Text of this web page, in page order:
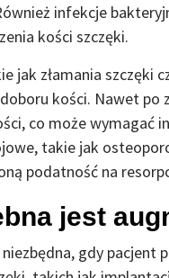
infekcje
kości szczęki.
jak złamania
kości. Nawet
co może wymagać
takie jak
podatność na
jest
gdy